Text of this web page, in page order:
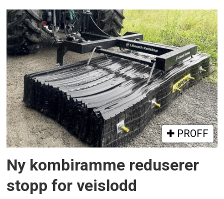
PROFF
Ny kombiramme reduserer
stopp for veislodd